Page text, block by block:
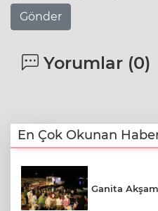
Gönder
Yorumlar (0)
En Çok Okunan
Ganita